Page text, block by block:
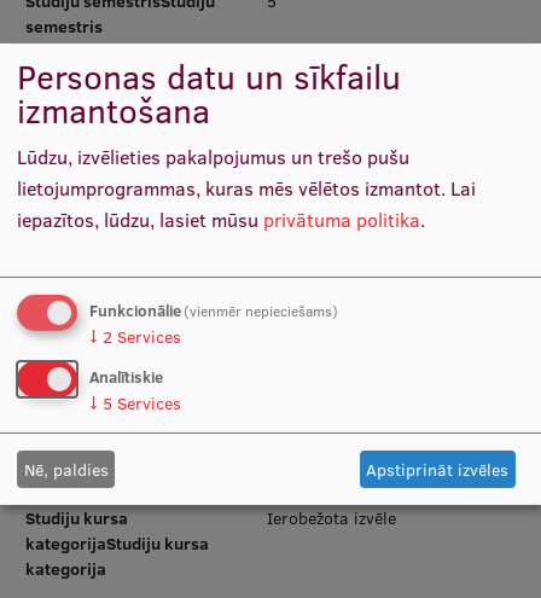
Starptautiskā sadarbība
Starptautiskie projekti
Starptautiskie sadarbības partneri
EURAXESS RSU kontaktpunkts
EATRIS koordinators Latvijā
semestris
Programmas
līmenisProgrammas līmenis
1. cikla (Bakalaura)
kategorijaStudiju kursa
kategorija
DocētājiDocētāji
GrafiksGrafiks
Studiju programmaStudiju
programma
Starptautiskais bizness un
Studiju semestrisStudiju
semestris
Programmas
līmenisProgrammas līmenis
1. cikla (Bakalaura)
Studiju kursa
kategorijaStudiju kursa
kategorija
Ierobežota izvēle
Personas datu un sīkfailu
izmantošana
Lūdzu, izvēlieties pakalpojumus un trešo pušu
lietojumprogrammas, kuras mēs vēlētos izmantot. Lai
iepazītos, lūdzu, lasiet mūsu privātuma politika.
Funkcionālie(vienmēr nepieciešams)
↓ 2 Services
Analītiskie
↓ 5 Services
Nē, paldies Apstiprināt izvēles